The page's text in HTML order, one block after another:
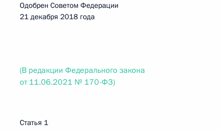
Одобрен Советом Федерации
21 декабря 2018 года
(В редакции Федерального закона
от 11.06.2021 № 170-ФЗ)
Статья 1